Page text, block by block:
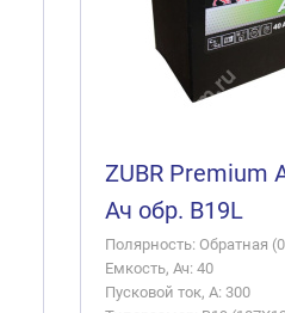
ZUBR Premium
Ач обр. B19L
Полярность: Обратная
Емкость, Ач: 40
Пусковой ток, А: 300